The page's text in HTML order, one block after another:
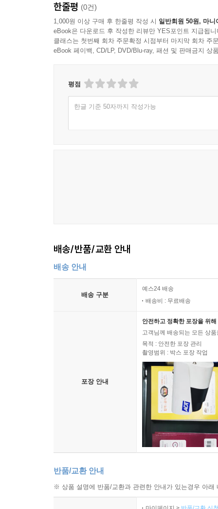
한줄평 (0건)
1,000원 이상 구매 후 한줄평 작성 시 일반회원 50원, 마니
eBook은 다운로드 후 작성한 리뷰만 YES포인트 지급됩니
클래스는 첫번째 회차 주문확정 시점부터 마지막 회차 주
eBook 페이백, CD/LP, DVD/Blu-ray, 패션 및 판매금지 상
평점
한글 기준 50자까지 작성가능
배송/반품/교환 안내
배송 안내
배송 구분
예스24 배송
배송비 : 무료배송
포장 안내
안전하고 정확한 포장을 위
고객님께 배송되는 모든 상
목적 : 안전한 포장 관리
촬영범위 : 박스 포장 작업
반품/교환 안내
※ 상품 설명에 반품/교환과 관련한 안내가 있는경우 아